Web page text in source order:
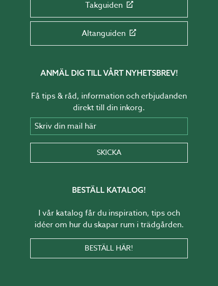
Takguiden
Altanguiden
ANMÄL DIG TILL VÅRT NYHETSBREV!
Få tips & råd, information och erbjudanden
direkt till din inkorg.
Skriv din mail här
SKICKA
BESTÄLL KATALOG!
I vår katalog får du inspiration, tips och
idéer om hur du skapar rum i trädgården.
BESTÄLL HÄR!